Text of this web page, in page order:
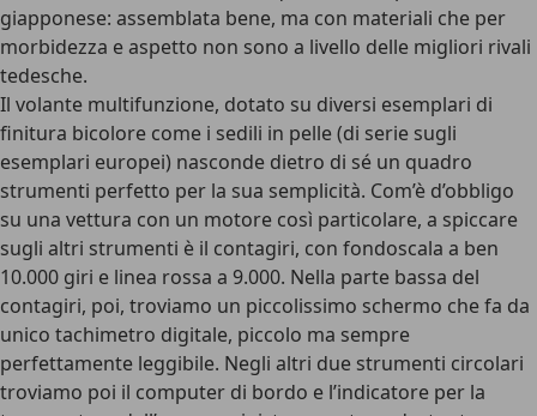
giapponese: assemblata bene, ma con materiali che per
morbidezza e aspetto non sono a livello delle migliori rivali
tedesche.
Il volante multifunzione, dotato su diversi esemplari di
finitura bicolore come i sedili in pelle (di serie sugli
esemplari europei) nasconde dietro di sé un quadro
strumenti perfetto per la sua semplicità. Com’è d’obbligo
su una vettura con un motore così particolare, a spiccare
sugli altri strumenti è il contagiri, con fondoscala a ben
10.000 giri e linea rossa a 9.000. Nella parte bassa del
contagiri, poi, troviamo un piccolissimo schermo che fa da
unico tachimetro digitale, piccolo ma sempre
perfettamente leggibile. Negli altri due strumenti circolari
troviamo poi il computer di bordo e l’indicatore per la